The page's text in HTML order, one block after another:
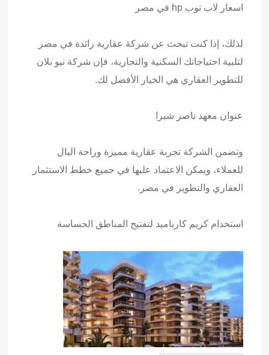
اسعار لاب توب hp في مصر
لذلك، إذا كنت تبحث عن شركة عقارية رائدة في مصر
لتلبية احتياجاتك السكنية والتجارية، فإن شركة نيو بلان
للتطوير العقاري هي الخيار الأفضل لك.
عنوان معهد ناصر شبرا
وتضمن الشركة تجربة عقارية مميزة وراحة البال
للعملاء، ويمكن الاعتماد عليها في جميع خطط الاستثمار
العقاري والتطوير في مصر.
استخدام كريم كارباميد لتفتيح المناطق الحساسة